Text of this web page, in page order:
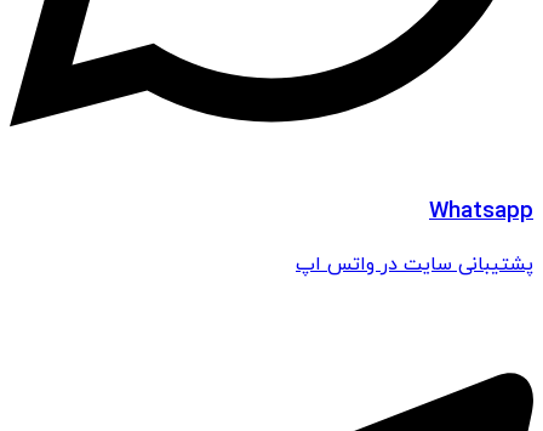
Whatsapp
پشتیبانی سایت در واتس اپ